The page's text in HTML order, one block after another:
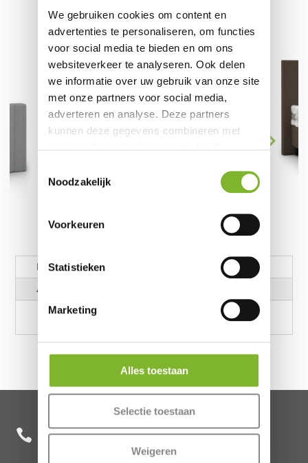
We gebruiken cookies om content en
advertenties te personaliseren, om functies
voor social media te bieden en om ons
websiteverkeer te analyseren. Ook delen
we informatie over uw gebruik van onze site
met onze partners voor social media,
adverteren en analyse. Deze partners
kunnen deze gegevens combineren met
basis van uw gebruik van hun services.
Noodzakelijk
Voorkeuren
Statistieken
Marketing
Alles toestaan
Selectie toestaan
Weigeren
Beschrijving
Aanvullende informatie
 +31 85 482 0020